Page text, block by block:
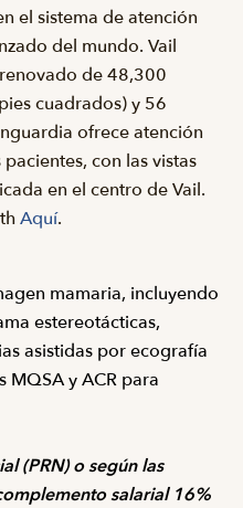
el sistema de atención
del mundo. Vail
de 48,300
cuadrados) y 56
ofrece atención
con las vistas
en el centro de Vail.
Aquí.
mamaria, incluyendo
estereotácticas,
asistidas por ecografía
MQSA y ACR para
(PRN) o según las
salarial 16%